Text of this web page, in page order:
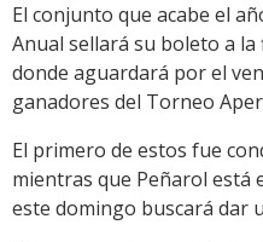
El conjunto que acabe el
Anual sellará su boleto a
donde aguardará por el
ganadores del Torneo
El primero de estos fue
mientras que Peñarol está
este domingo buscará dar